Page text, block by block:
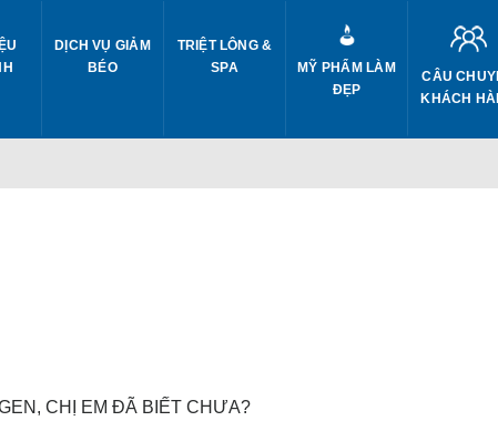
DỊCH VỤ GIẢM
BÉO
TRIỆT LÔNG &
SPA
MỸ PHẨM LÀM
ĐẸP
CÂU
KHÁCH
CHỊ EM ĐÃ BIẾT CHƯA?